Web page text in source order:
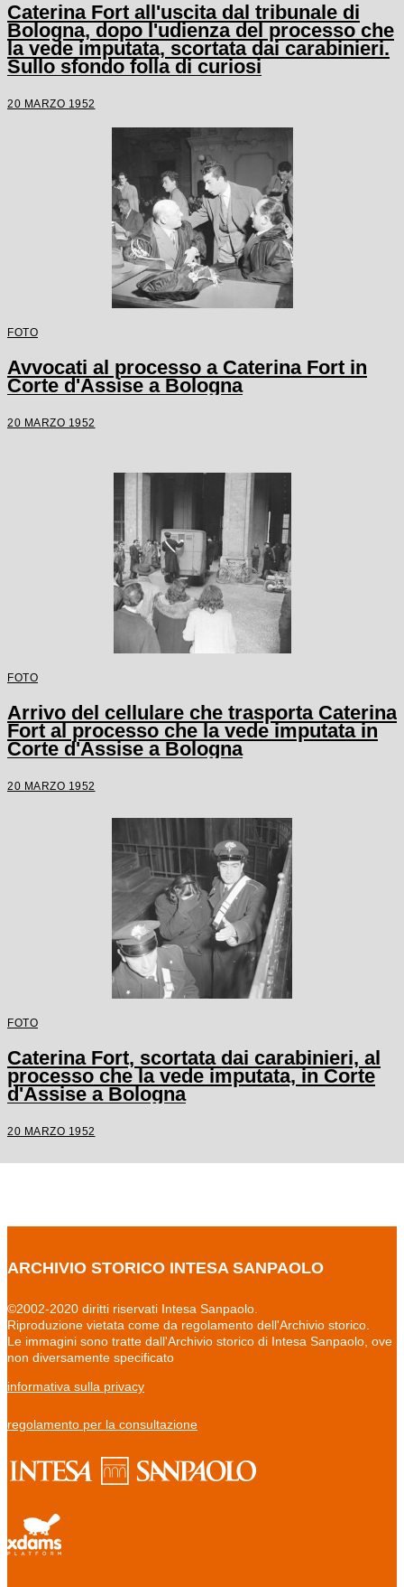
Caterina Fort all'uscita dal tribunale di
Bologna, dopo l'udienza del processo che
la vede imputata, scortata dai carabinieri.
Sullo sfondo folla di curiosi
20 MARZO 1952
FOTO
Avvocati al processo a Caterina Fort in
Corte d'Assise a Bologna
20 MARZO 1952
FOTO
Arrivo del cellulare che trasporta Caterina
Fort al processo che la vede imputata in
Corte d'Assise a Bologna
20 MARZO 1952
FOTO
Caterina Fort, scortata dai carabinieri, al
processo che la vede imputata, in Corte
d'Assise a Bologna
20 MARZO 1952
ARCHIVIO STORICO INTESA SANPAOLO
©2002-2020 diritti riservati Intesa Sanpaolo.
Riproduzione vietata come da regolamento dell'Archivio storico.
Le immagini sono tratte dall'Archivio storico di Intesa Sanpaolo, ove
non diversamente specificato
informativa sulla privacy
regolamento per la consultazione